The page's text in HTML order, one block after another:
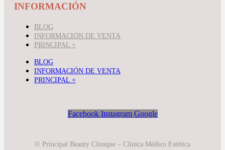
INFORMACIÓN
BLOG
INFORMACIÓN DE VENTA
PRINCIPAL +
BLOG
INFORMACIÓN DE VENTA
PRINCIPAL +
Facebook Instagram Google
© Principal Beauty Clinique – Clínica Médico Estética